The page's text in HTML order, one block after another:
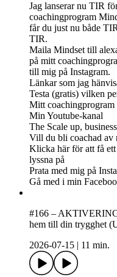
Jag lanserar nu TIR
coachingprogram
får du just nu både
TIR.
Maila Mindset till
på mitt
till mig på Instagram.
Länkar som jag
Testa (gratis) vilken
Mitt
Min Youtube-kanal
The Scale up,
Vill du bli coachad av
Klicka här för att få
lyssna på
Prata med mig på
Gå med i min
#166 –
hem till din trygghet
2026-07-15
11 min.